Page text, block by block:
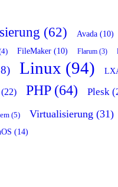
(62) Avada (10)
FileMaker (10) Flarum (3)
Linux (94)
PHP (64) Plesk
(5) Virtualisierung (31)
(14)